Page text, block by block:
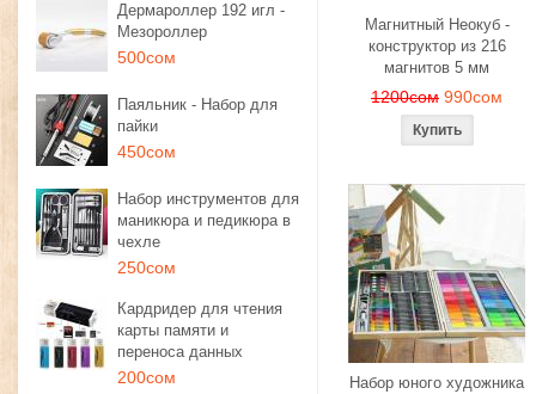
Дермароллер 192 игл -
Мезороллер
500сом
Паяльник - Набор для
пайки
450сом
Набор инструментов для
маникюра и педикюра в
чехле
250сом
Кардридер для чтения
карты памяти и
переноса данных
200сом
Магнитный Неокуб -
конструктор из 216
магнитов 5 мм
1200сом 990сом
Набор юного художника